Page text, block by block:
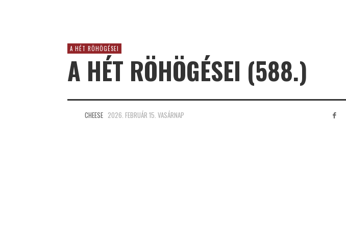
A HÉT RÖHÖGÉSEI
A HÉT RÖHÖGÉSEI (588.)
CHEESE 2026. FEBRUÁR 15. VASÁRNAP